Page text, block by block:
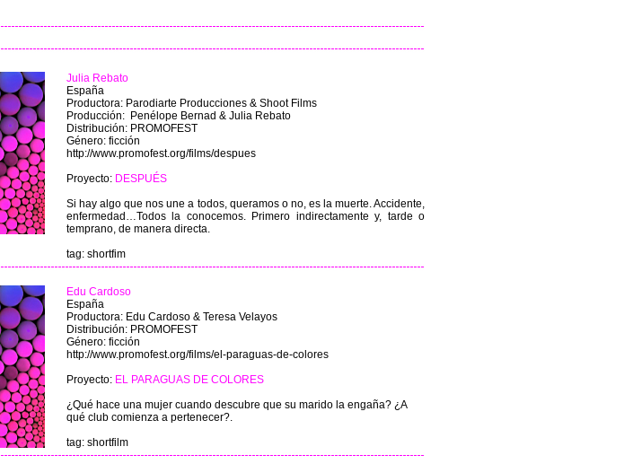
Julia Rebato
España
Productora: Parodiarte Producciones & Shoot Films
Producción: Penélope Bernad & Julia Rebato
Distribución: PROMOFEST
Género: ficción
http://www.promofest.org/films/despues
Proyecto: DESPUÉS
Si hay algo que nos une a todos, queramos o no, es la muerte. Accidente,
enfermedad…Todos la conocemos. Primero indirectamente y, tarde o
temprano, de manera directa.
tag: shortfim
Edu Cardoso
España
Productora: Edu Cardoso & Teresa Velayos
Distribución: PROMOFEST
Género: ficción
http://www.promofest.org/films/el-paraguas-de-colores
Proyecto: EL PARAGUAS DE COLORES
¿Qué hace una mujer cuando descubre que su marido la engaña? ¿A
qué club comienza a pertenecer?.
tag: shortfilm